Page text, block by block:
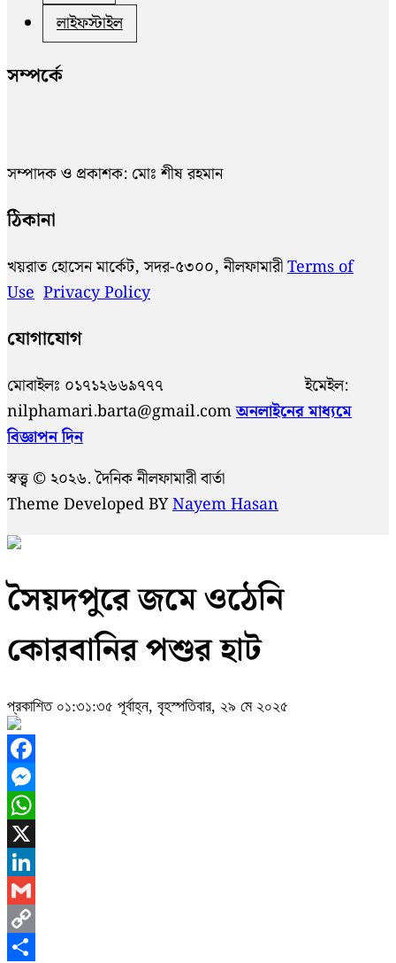
লাইফস্টাইল
সম্পর্কে
সম্পাদক ও প্রকাশক: মোঃ শীষ রহমান
ঠিকানা
খয়রাত হোসেন মার্কেট, সদর-৫৩০০, নীলফামারীTerms of
Use Privacy Policy
যোগাযোগ
মোবাইলঃ ০১৭১২৬৬৯৭৭৭ ইমেইল:
nilphamari.barta@gmail.comঅনলাইনের মাধ্যমে
বিজ্ঞাপন দিন
স্বত্ত্ব © ২০২৬. দৈনিক নীলফামারী বার্তা
Theme Developed BYNayem Hasan
সৈয়দপুরে জমে ওঠেনি
কোরবানির পশুর হাট
প্রকাশিত ০১:৩১:৩৫ পূর্বাহ্ন, বৃহস্পতিবার, ২৯ মে ২০২৫
Facebook
Messenger
WhatsApp
X
LinkedIn
Gmail
Copy